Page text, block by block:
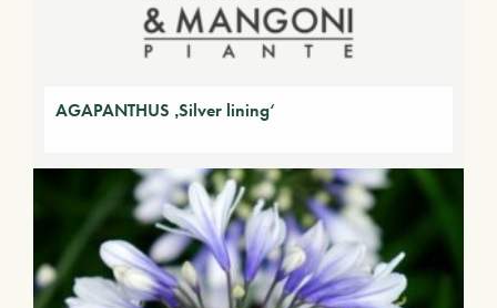
AGAPANTHUS ‚Silver lining‘